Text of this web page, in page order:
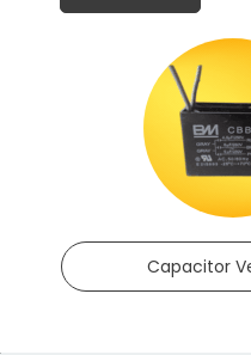
Capacitor